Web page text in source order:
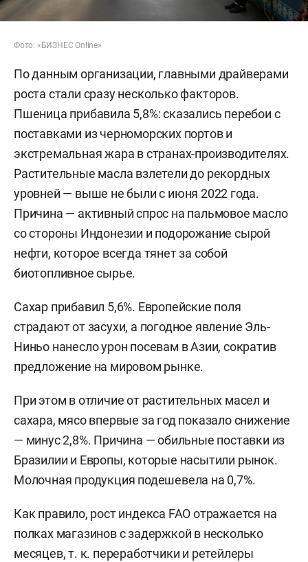
Фото: «БИЗНЕС Online»
По данным организации, главными драйверами
роста стали сразу несколько факторов.
Пшеница прибавила 5,8%: сказались перебои с
поставками из черноморских портов и
экстремальная жара в странах-производителях.
Растительные масла взлетели до рекордных
уровней — выше не были с июня 2022 года.
Причина — активный спрос на пальмовое масло
со стороны Индонезии и подорожание сырой
нефти, которое всегда тянет за собой
биотопливное сырье.
Сахар прибавил 5,6%. Европейские поля
страдают от засухи, а погодное явление Эль-
Ниньо нанесло урон посевам в Азии, сократив
предложение на мировом рынке.
При этом в отличие от растительных масел и
сахара, мясо впервые за год показало снижение
— минус 2,8%. Причина — обильные поставки из
Бразилии и Европы, которые насытили рынок.
Молочная продукция подешевела на 0,7%.
Как правило, рост индекса FAO отражается на
полках магазинов с задержкой в несколько
месяцев, т. к. переработчики и ретейлеры